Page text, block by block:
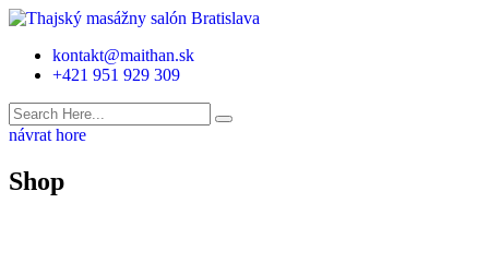
kontakt@maithan.sk
+421 951 929 309
návrat hore
Shop